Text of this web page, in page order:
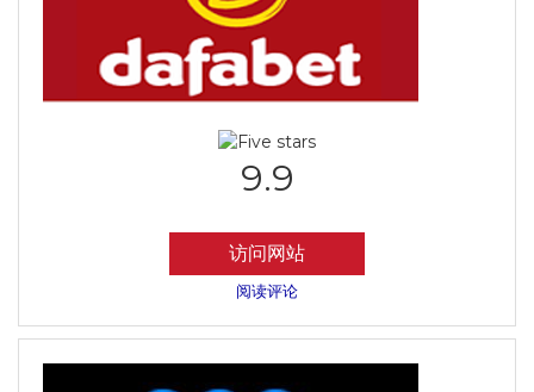
9.9
访问网站
阅读评论